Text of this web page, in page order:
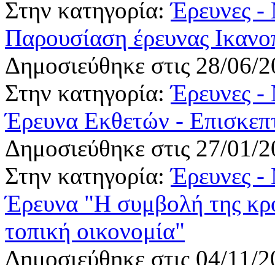
Στην κατηγορία:Έρευνες -
Παρουσίαση έρευνας
Δημοσιεύθηκε στις 28/06/
Στην κατηγορία:Έρευνες -
Έρευνα Εκθετών -
Δημοσιεύθηκε στις 27/01/
Στην κατηγορία:Έρευνες -
Έρευνα "Η συμβολή της
τοπική οικονομία"
Δημοσιεύθηκε στις 04/11/